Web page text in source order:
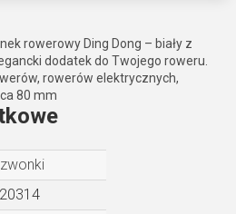
rowerowy Ding Dong – biały z
dodatek do Twojego roweru.
rowerów elektrycznych,
80 mm